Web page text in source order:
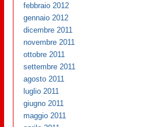
febbraio 2012
gennaio 2012
dicembre 2011
novembre 2011
ottobre 2011
settembre 2011
agosto 2011
luglio 2011
giugno 2011
maggio 2011